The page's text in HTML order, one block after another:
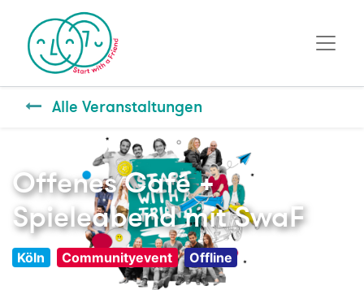
Alle Veranstaltungen
Offenes Café +
Spieleabend mit SwaF
Köln Communityevent Offline